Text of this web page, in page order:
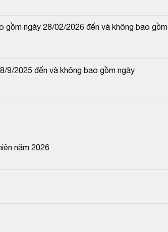
ngày 28/02/2026 đến và không bao gồm
9/2025 đến và không bao gồm ngày
năm 2026